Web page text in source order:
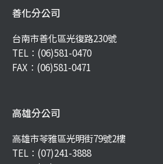
善化分公司
台南市善化區光復路230號
TEL： (06)581-0470
FAX：(06)581-0471
高雄分公司
高雄市苓雅區光明街79號2樓
TEL： (07)241-3888